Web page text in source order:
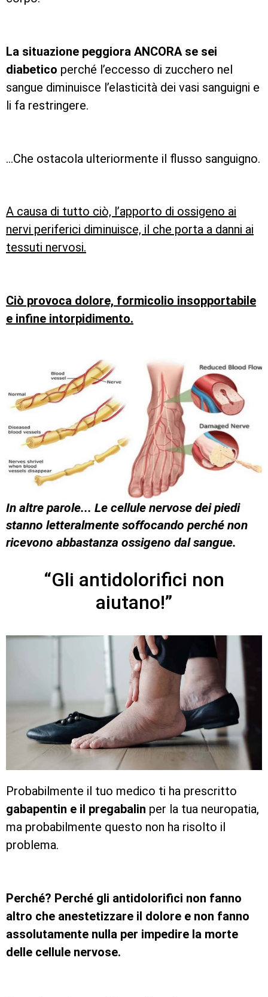
La situazione peggiora ANCORA se sei
diabetico perché l’eccesso di zucchero nel
sangue diminuisce l’elasticità dei vasi sanguigni e
li fa restringere.
…Che ostacola ulteriormente il flusso sanguigno.
A causa di tutto ciò, l’apporto di ossigeno ai
nervi periferici diminuisce, il che porta a danni ai
tessuti nervosi.
Ciò provoca dolore, formicolio insopportabile
e infine intorpidimento.
In altre parole... Le cellule nervose dei piedi
stanno letteralmente soffocando perché non
ricevono abbastanza ossigeno dal sangue.
“Gli antidolorifici non
aiutano!”
Probabilmente il tuo medico ti ha prescritto
gabapentin e il pregabalin per la tua neuropatia,
ma probabilmente questo non ha risolto il
problema.
Perché? Perché gli antidolorifici non fanno
altro che anestetizzare il dolore e non fanno
assolutamente nulla per impedire la morte
delle cellule nervose.